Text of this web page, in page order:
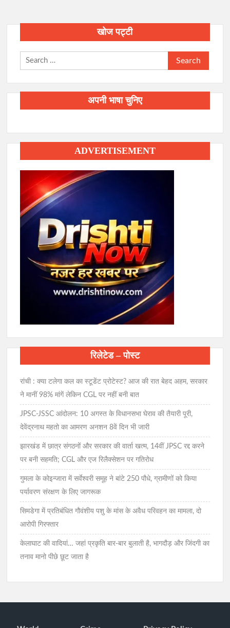
खोज पट्टी
Search
for:
अपनी भाषा चुनिए
ADVERTISEMENT
रिलेटेड – पोस्ट
रांची : क्या टलेगा कल का स्टूडेंट प्रोटेस्ट? आज की रात बेहद अहम, सरकार
ने मानीं 98% मांगें लेकिन CGL पर नहीं बनी बात
JPSC-JSSC आंदोलन: 10 अगस्त के विधानसभा घेराव की तैयारी पूरी,
देवेंद्रनाथ महतो का आमरण अनशन 8वें दिन भी जारी
झारखंड में छात्र संगठनों और सरकार की वार्ता खत्म, 14वीं JPSC रद्द करने
पर बनी सहमति; CGL और एज रिलैक्सेशन पर गतिरोध
गुमला के कोइन्जारा में सर्वेश्वरी समूह ने बांटे 250 पौधे, ग्रामीणों को किया
पर्यावरण संरक्षण के लिए जागरूक
सिमडेगा में प्रतिबंधित गौवंशीय पशु के मांस के अवैध परिवहन का मामला, दो
आरोपी गिरफ्तार
केलाघाट की वादियां… जहां प्रकृति बार-बार बुलाती है, भागदौड़ और जिंदगी का
तनाव मानो पीछे छूट जाता है